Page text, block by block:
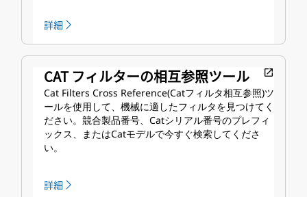
詳細
CAT フィルターの相互参照ツール open_in_new
Cat Filters Cross Reference(Catフィルタ相互参照)ツ
ールを使用して、機械に適したフィルタを見つけてく
ださい。競合製品番号、Catシリアル番号のプレフィ
ックス、またはCatモデルで今すぐ検索してくださ
い。
詳細